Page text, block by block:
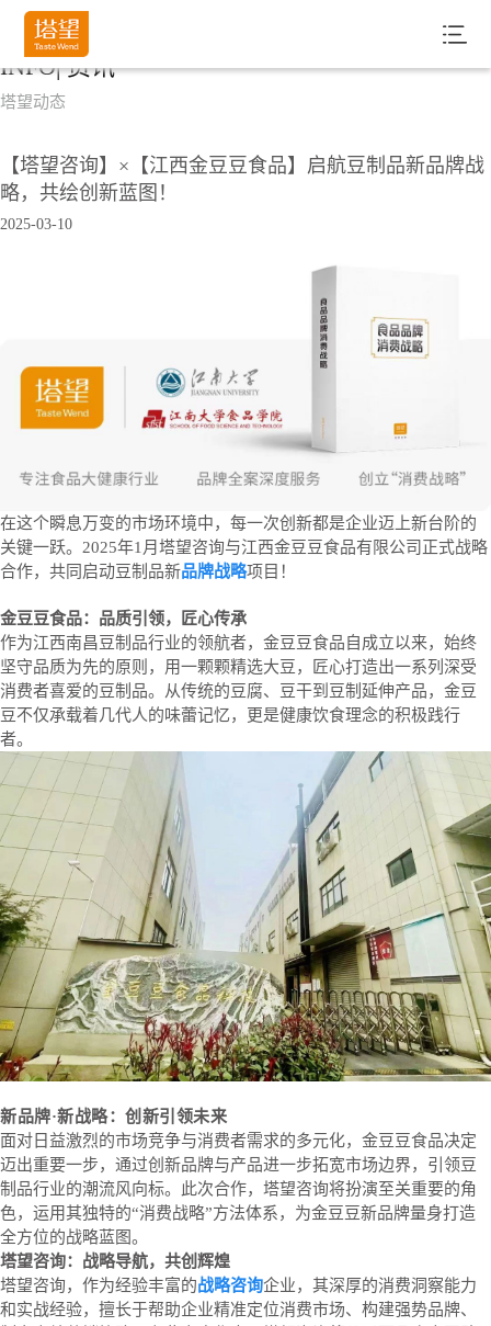
INFO| 资讯
塔望动态
【塔望咨询】×【江西金豆豆食品】启航豆制品新品牌战
略，共绘创新蓝图！
2025-03-10
在这个瞬息万变的市场环境中，每一次创新都是企业迈上新台阶的
关键一跃。2025年1月塔望咨询与江西金豆豆食品有限公司正式战略
合作，共同启动豆制品新品牌战略项目！
金豆豆食品：品质引领，匠心传承
作为江西南昌豆制品行业的领航者，金豆豆食品自成立以来，始终
坚守品质为先的原则，用一颗颗精选大豆，匠心打造出一系列深受
消费者喜爱的豆制品。从传统的豆腐、豆干到豆制延伸产品，金豆
豆不仅承载着几代人的味蕾记忆，更是健康饮食理念的积极践行
者。
新品牌·新战略：创新引领未来
面对日益激烈的市场竞争与消费者需求的多元化，金豆豆食品决定
迈出重要一步，通过创新品牌与产品进一步拓宽市场边界，引领豆
制品行业的潮流风向标。此次合作，塔望咨询将扮演至关重要的角
色，运用其独特的“消费战略”方法体系，为金豆豆新品牌量身打造
全方位的战略蓝图。
塔望咨询：战略导航，共创辉煌
塔望咨询，作为经验丰富的战略咨询企业，其深厚的消费洞察能力
和实战经验，擅长于帮助企业精准定位消费市场、构建强势品牌、